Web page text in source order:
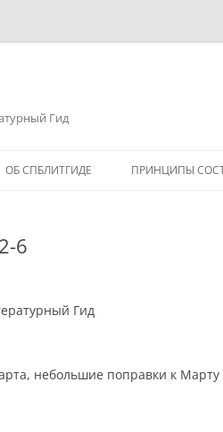
Гид
ОБ СПБЛИТГИДЕ ПРИНЦИПЫ
6
Гид
небольшие поправки к